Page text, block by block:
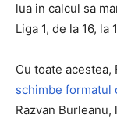
lua in calcul sa
Liga 1, de la 16, la
Cu toate acestea,
schimbe formatul
Razvan